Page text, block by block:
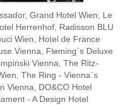
Grand Hotel Wien, Le
Herrenhof, Radisson BLU
Wien, Hotel de France
Vienna, Fleming`s Deluxe
Vienna, The Ritz-
The Ring - Vienna`s
Vienna, DO&CO Hotel
- A Design Hotel